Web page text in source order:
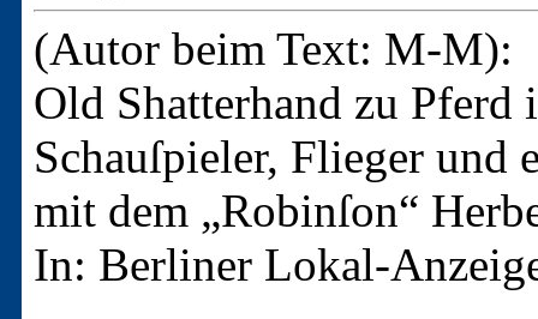
(Autor beim Text: M-M):
Old Shatterhand zu Pferd
Schauſpieler, Flieger
mit dem „Robinſon“
In: Berliner Lokal-